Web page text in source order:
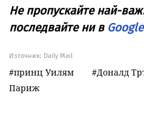
Не пропускайте най-
последвайте ни в
Източник: Daily Mail
принц Уилям Доналд
Париж